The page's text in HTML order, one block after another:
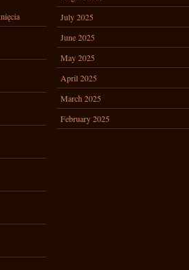
July 2025
June 2025
May 2025
April 2025
March 2025
February 2025